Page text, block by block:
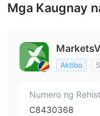
Mga Kaugnay
Aktibo
Numero ng
C8430368